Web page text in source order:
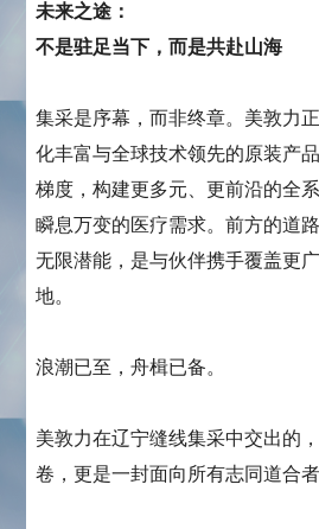
未来之途：
不是驻足当下，而是共赴山海
集采是序幕，而非终章。美敦力
化丰富与全球技术领先的原装产
梯度，构建更多元、更前沿的全
瞬息万变的医疗需求。前方的道
无限潜能，是与伙伴携手覆盖更
地。
浪潮已至，舟楫已备。
美敦力在辽宁缝线集采中交出的
卷，更是一封面向所有志同道合者